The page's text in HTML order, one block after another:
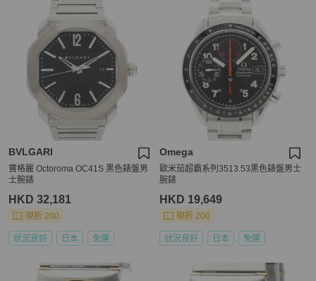
BVLGARI
寶格麗 Octoroma OC41S 黑色錶盤男
士腕錶
HKD 32,181
現折 200
狀況良好 日本 免運
Omega
歐米茄超霸系列3513.53黑色錶盤男士
腕錶
HKD 19,649
現折 200
狀況良好 日本 免運